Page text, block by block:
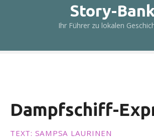
r
Story-
Ihr Führer zu lokalen
Dampfschiff-
TEXT: SAMPSA LAURINEN